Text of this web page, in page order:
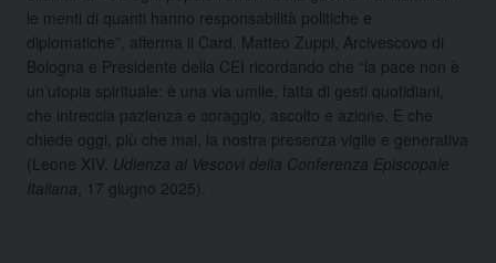
le menti di quanti hanno responsabilità politiche e
diplomatiche”, afferma il Card. Matteo Zuppi, Arcivescovo di
Bologna e Presidente della CEI ricordando che “la pace non è
un’utopia spirituale: è una via umile, fatta di gesti quotidiani,
che intreccia pazienza e coraggio, ascolto e azione. E che
chiede oggi, più che mai, la nostra presenza vigile e generativa
(Leone XIV, Udienza ai Vescovi della Conferenza Episcopale
Italiana , 17 giugno 2025).